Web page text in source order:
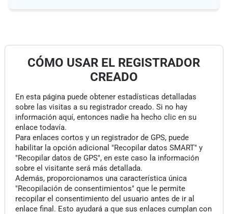
CÓMO USAR EL REGISTRADOR
CREADO
En esta página puede obtener estadísticas detalladas
sobre las visitas a su registrador creado. Si no hay
información aquí, entonces nadie ha hecho clic en su
enlace todavía.
Para enlaces cortos y un registrador de GPS, puede
habilitar la opción adicional "Recopilar datos SMART" y
"Recopilar datos de GPS", en este caso la información
sobre el visitante será más detallada.
Además, proporcionamos una característica única
"Recopilación de consentimientos" que le permite
recopilar el consentimiento del usuario antes de ir al
enlace final. Esto ayudará a que sus enlaces cumplan con